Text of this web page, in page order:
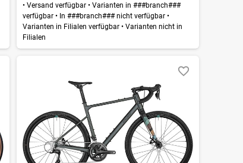
•Versand verfügbar •Varianten in ###branch###
verfügbar •In ###branch### nicht verfügbar •
Varianten in Filialen verfügbar •Varianten nicht in
Filialen